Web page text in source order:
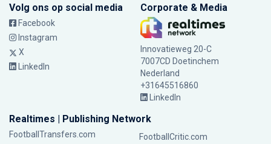
Volg ons op social media
Facebook
Instagram
X
LinkedIn
Corporate & Media
Innovatieweg 20-C
7007CD Doetinchem
Nederland
+31645516860
LinkedIn
Realtimes | Publishing Network
FootballTransfers.com
FootballCritic.com